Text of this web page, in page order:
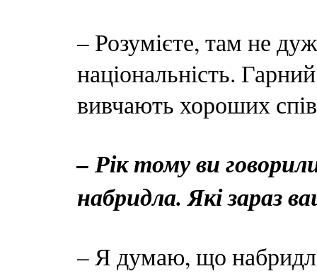
– Розумієте, там не
національність.
вивчають хороших
– Рік тому ви
набридла. Які зараз
– Я думаю, що